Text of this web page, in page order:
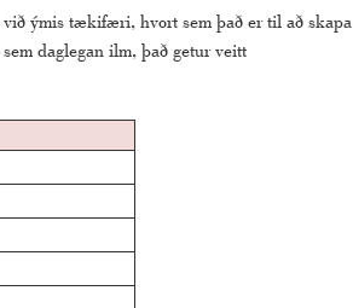
ýmis tækifæri, hvort sem það er til að skapa
daglegan ilm, það getur veitt